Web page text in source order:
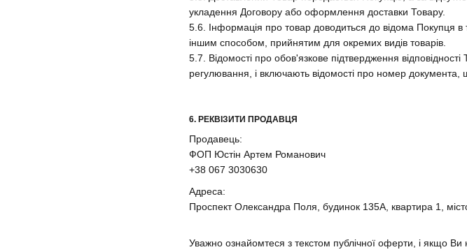
укладення Договору або оформлення доставки Товару.
5.6. Інформація про товар доводиться до відома Покупця
іншим способом, прийнятим для окремих видів товарів.
5.7. Відомості про обов'язкове підтвердження
регулювання, і включають відомості про номер документа,
6. РЕКВІЗИТИ ПРОДАВЦЯ
Продавець:
ФОП Юстін Артем Романович
+38 067 3030630
Адреса:
Проспект Олександра Поля, будинок 135А, квартира 1,
Уважно ознайомтеся з текстом публічної оферти, і якщо